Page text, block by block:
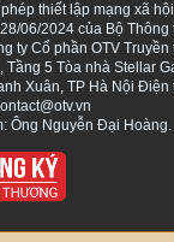
thiết lập mạng xã
06/2024 của Bộ
ty Cổ phần OTV
Tầng 5 Tòa nhà Stellar
Xuân, TP Hà Nội
Ông Nguyễn Đại Hoàng.